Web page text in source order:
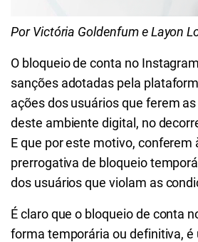
Por Victória Goldenfum e Layon
O bloqueio de conta no
sanções adotadas pela
ações dos usuários que ferem
deste ambiente digital, no
E que por este motivo, conferem
prerrogativa de bloqueio
dos usuários que violam as
É claro que o bloqueio de conta
forma temporária ou definitiva, é